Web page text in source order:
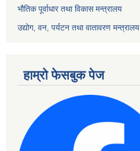
भौतिक पूर्वाधार तथा विकास मन्त्रालय
उद्योग, वन, पर्यटन तथा वातावरण मन्त्रालय
हाम्रो फेसबुक पेज